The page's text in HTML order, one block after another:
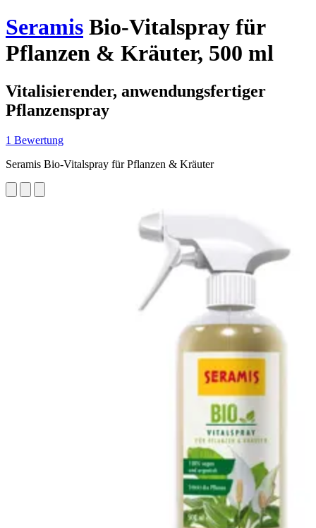
Seramis Bio-Vitalspray für
Pflanzen & Kräuter, 500 ml
Vitalisierender, anwendungsfertiger
Pflanzenspray
1 Bewertung
Seramis Bio-Vitalspray für Pflanzen & Kräuter